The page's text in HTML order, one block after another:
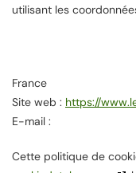
utilisant les
France
Site web : https://
E-mail :
Cette politique de